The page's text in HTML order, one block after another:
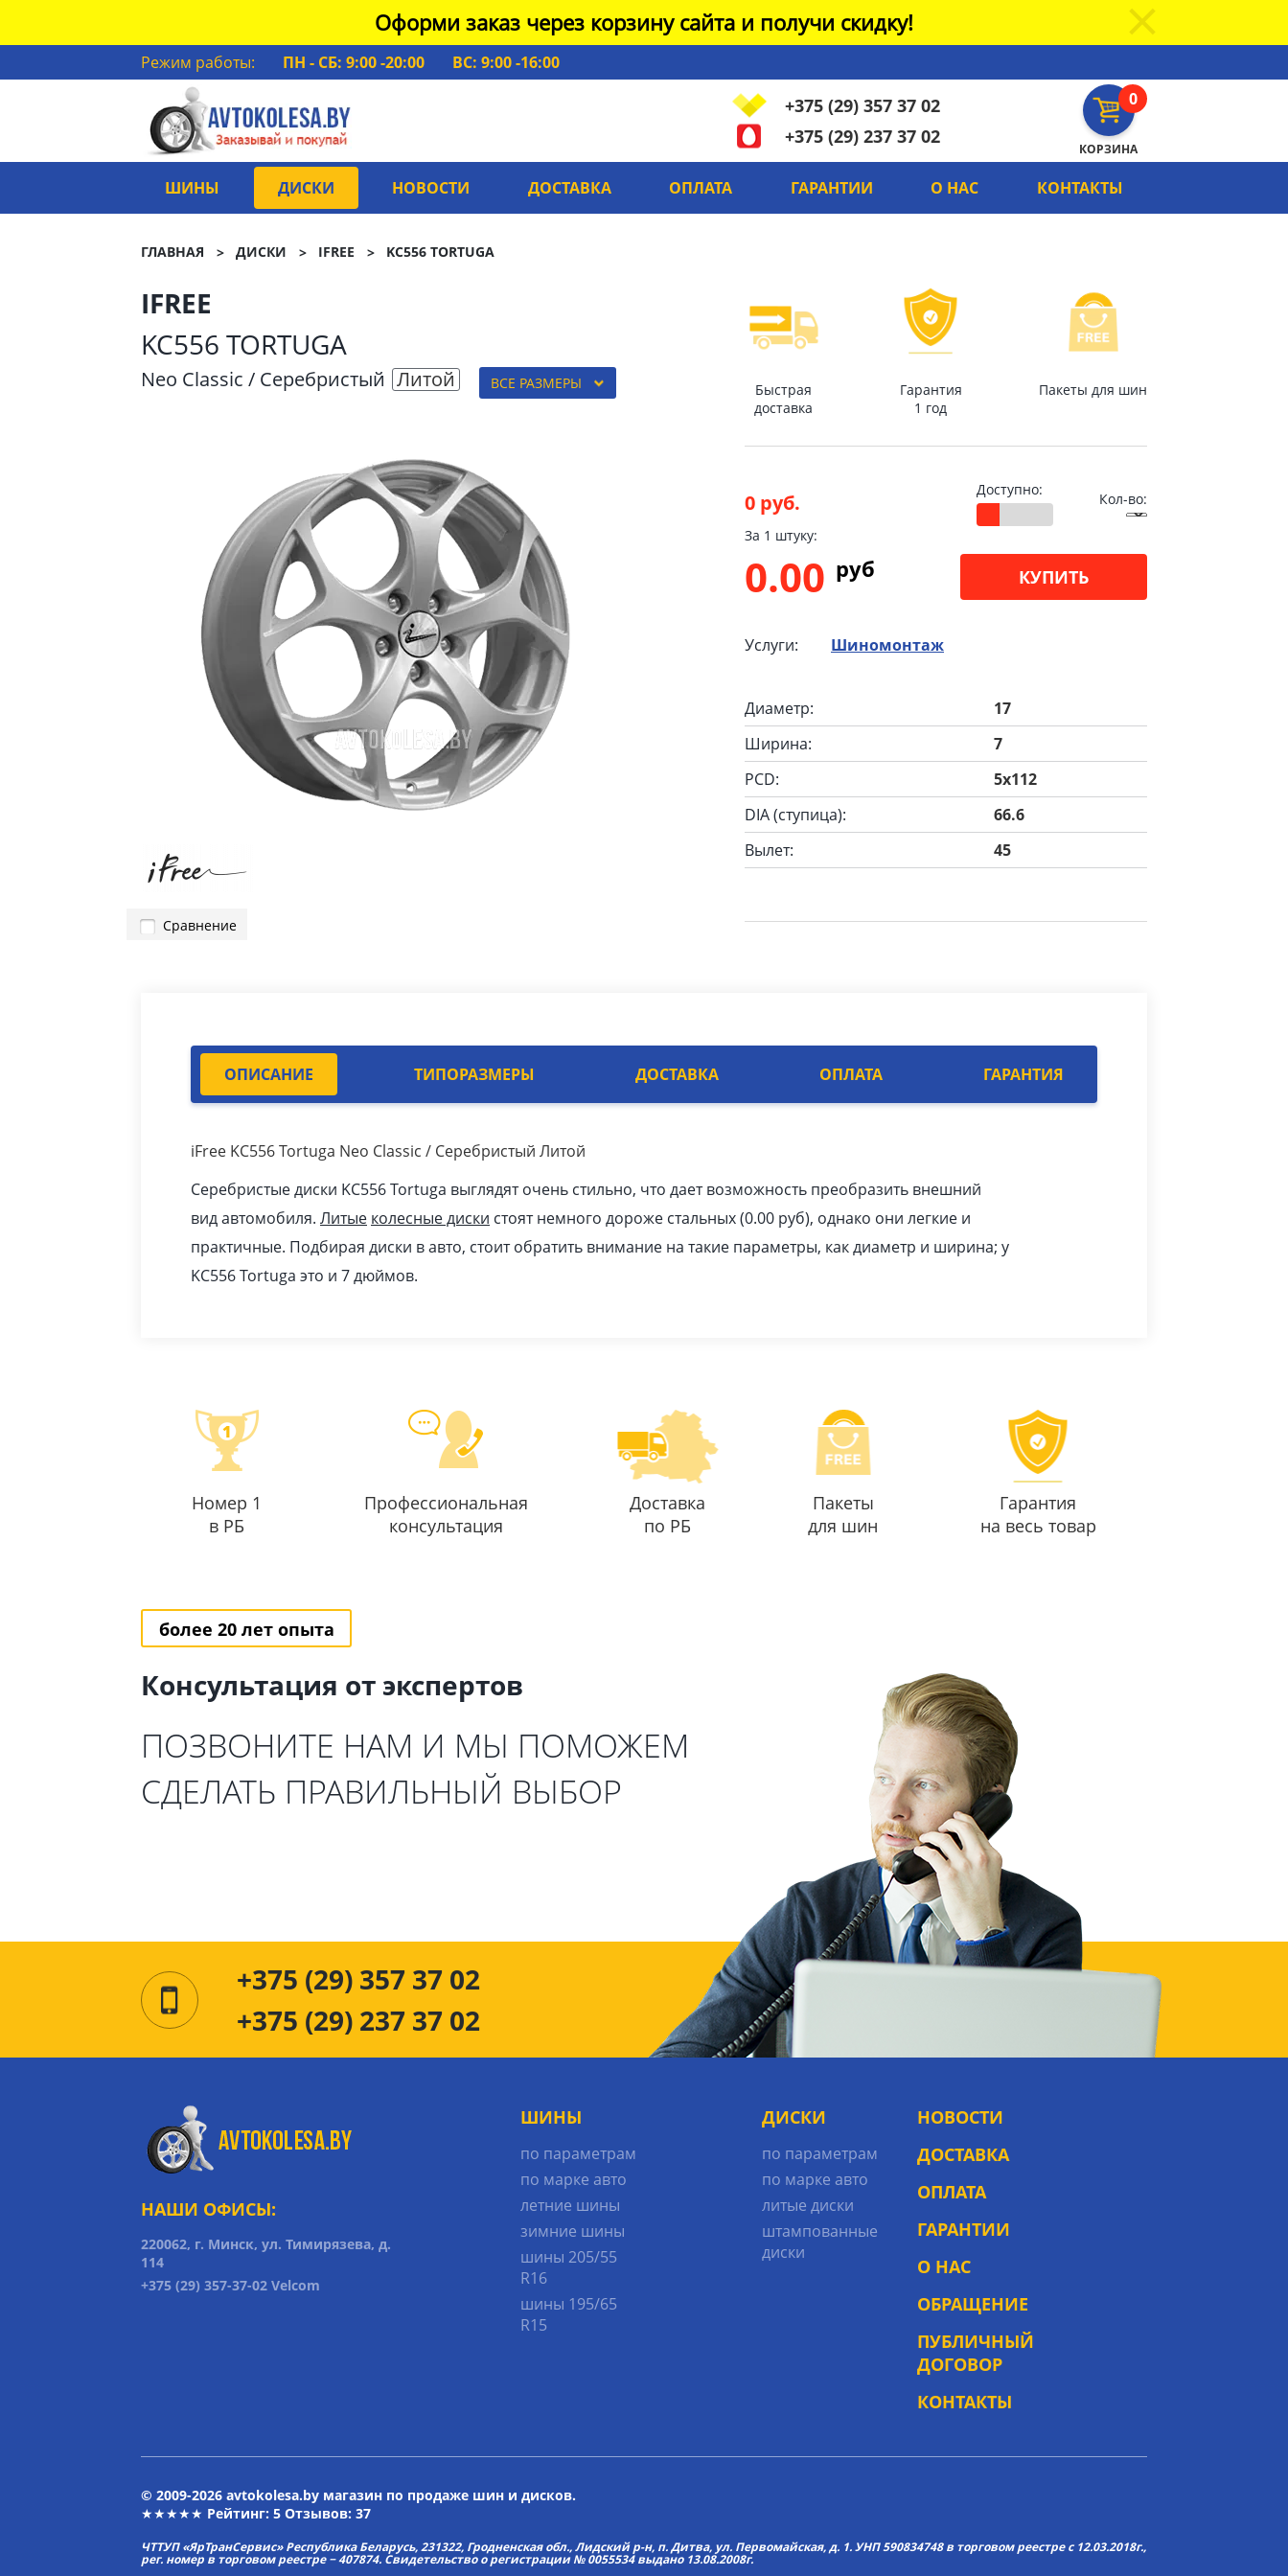
Оформи заказ через корзину сайта и получи скидку!
Режим работы: ПН - СБ: 9:00 -20:00
ВС: 9:00 -16:00
0
КОРЗИНА
+375 (29) 357 37 02
+375 (29) 237 37 02
ШИНЫ ДИСКИ НОВОСТИ ДОСТАВКА ОПЛАТА ГАРАНТИИ О НАС КОНТАКТЫ
ГЛАВНАЯ ДИСКИ IFREE KC556 TORTUGA
IFREE
KC556 TORTUGA
Neo Classic / Серебристый Литой ВСЕ РАЗМЕРЫ
Сравнение
Быстрая
доставка
Гарантия
1 год
Пакеты для шин
0 руб.
Доступно:
Кол-во:
За 1 штуку:
0.00 pуб КУПИТЬ
Услуги: Шиномонтаж
Диаметр:
17
Ширина:
7
PCD:
5x112
DIA (ступица):
66.6
Вылет:
45
ОПИСАНИЕ ТИПОРАЗМЕРЫ ДОСТАВКА ОПЛАТА ГАРАНТИЯ
iFree KC556 Tortuga Neo Classic / Серебристый Литой
Серебристые диски KC556 Tortuga выглядят очень стильно, что дает возможность преобразить внешний
вид автомобиля. Литые колесные диски стоят немного дороже стальных (0.00 pуб), однако они легкие и
практичные. Подбирая диски в авто, стоит обратить внимание на такие параметры, как диаметр и ширина; у
KC556 Tortuga это и 7 дюймов.
Номер 1
в РБ
Профессиональная
консультация
Доставка
по РБ
Пакеты
для шин
Гарантия
на весь товар
более 20 лет опыта
Консультация от экспертов
ПОЗВОНИТЕ НАМ И МЫ ПОМОЖЕМ
СДЕЛАТЬ ПРАВИЛЬНЫЙ ВЫБОР
+375 (29) 357 37 02
+375 (29) 237 37 02
НАШИ ОФИСЫ:
220062, г. Минск, ул. Тимирязева, д.
114
+375 (29) 357-37-02 Velcom
ШИНЫ
по параметрам
по марке авто
летние шины
зимние шины
шины 205/55
R16
шины 195/65
R15
ДИСКИ
по параметрам
по марке авто
литые диски
штампованные
диски
НОВОСТИ
ДОСТАВКА
ОПЛАТА
ГАРАНТИИ
О НАС
ОБРАЩЕНИЕ
ПУБЛИЧНЫЙ
ДОГОВОР
КОНТАКТЫ
© 2009-2026 avtokolesa.by магазин по продаже шин и дисков.
★★★★★ Рейтинг: 5 Отзывов: 37
ЧТТУП «ЯрТранСервис» Республика Беларусь, 231322, Гродненская обл., Лидский р-н, п. Дитва, ул. Первомайская, д. 1. УНП 590834748 в торговом реестре с 12.03.2018г.,
рег. номер в торговом реестре − 407874. Свидетельство о регистрации № 0055534 выдано 13.08.2008г.